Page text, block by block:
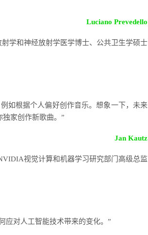
Luciano Prevedello
射学和神经放射学医学博士、公共卫生学硕士
如根据个人偏好创作音乐。想象一下，未来
家创作新歌曲。”
Jan Kautz
视觉计算和机器学习研究部门高级总监
应对人工智能技术带来的变化。”